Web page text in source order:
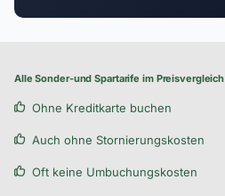
Alle Sonder-und Spartarife im Preisvergleich
Ohne Kreditkarte buchen
Auch ohne Stornierungskosten
Oft keine Umbuchungskosten